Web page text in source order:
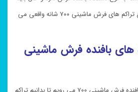
تشخیص دهیم که کدام نوع تراکم های فرش ماشینی ۷۰۰ شانه واقعی می
های بافنده فرش ماشینی